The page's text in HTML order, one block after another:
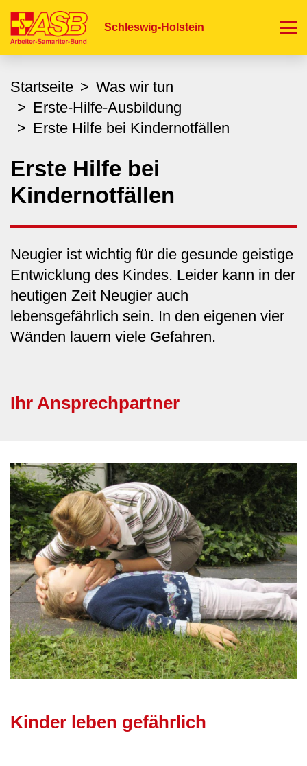
zum
Schleswig-Holstein
Startseite
Was wir tun
Erste-Hilfe-Ausbildung
Erste Hilfe bei Kindernotfällen
Erste Hilfe bei
Kindernotfällen
Neugier ist wichtig für die gesunde geistige
Entwicklung des Kindes. Leider kann in der
heutigen Zeit Neugier auch
lebensgefährlich sein. In den eigenen vier
Wänden lauern viele Gefahren.
Ihr Ansprechpartner
Kinder leben gefährlich